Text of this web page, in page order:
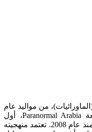
من مواليد عام
1971، ومؤسس موقع ما وراء الطبيعة Paranormal Arabia، أول
منصة عربية متخصصة في هذا المجال منذ عام 2008. تعتمد منهجيته